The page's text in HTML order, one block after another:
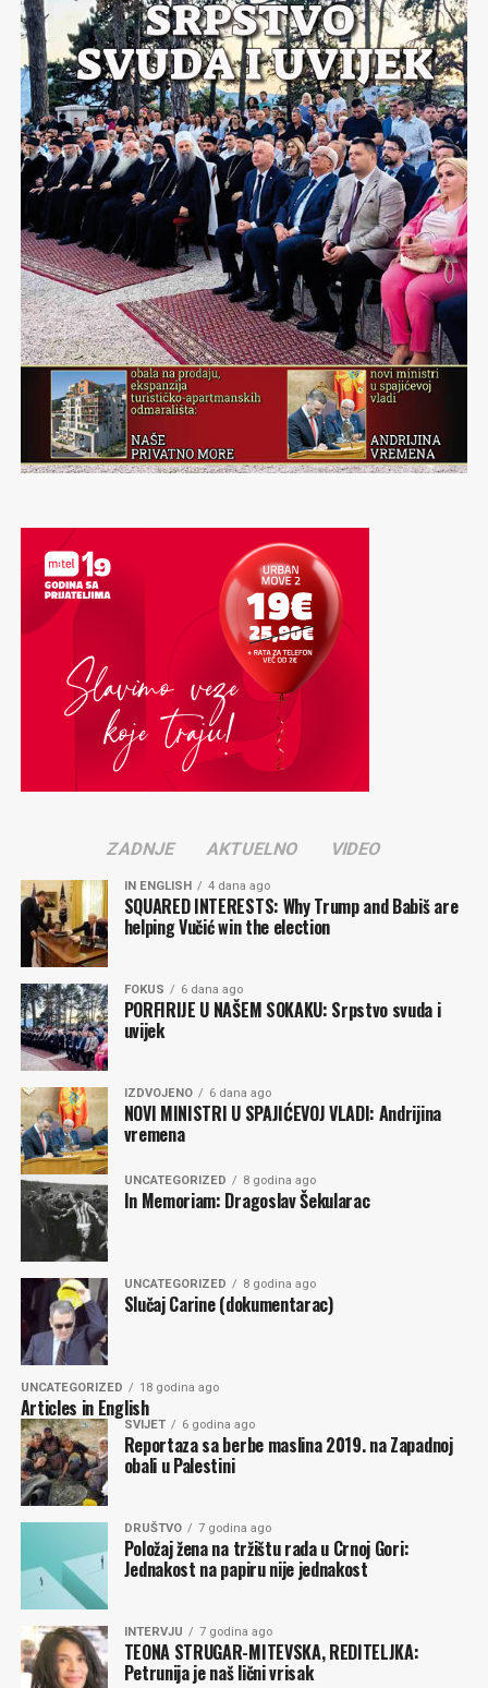
ZADNJE AKTUELNO VIDEO
IN ENGLISH 4 dana ago
SQUARED INTERESTS: Why Trump and Babiš are
helping Vučić win the election
FOKUS 6 dana ago
PORFIRIJE U NAŠEM SOKAKU: Srpstvo svuda i
uvijek
IZDVOJENO 6 dana ago
NOVI MINISTRI U SPAJIĆEVOJ VLADI: Andrijina
vremena
UNCATEGORIZED 8 godina ago
In Memoriam: Dragoslav Šekularac
UNCATEGORIZED 8 godina ago
Slučaj Carine (dokumentarac)
UNCATEGORIZED 18 godina ago
Articles in English
SVIJET 6 godina ago
Reportaza sa berbe maslina 2019. na Zapadnoj
obali u Palestini
DRUŠTVO 7 godina ago
Položaj žena na tržištu rada u Crnoj Gori:
Jednakost na papiru nije jednakost
INTERVJU 7 godina ago
TEONA STRUGAR-MITEVSKA, REDITELJKA:
Petrunija je naš lični vrisak